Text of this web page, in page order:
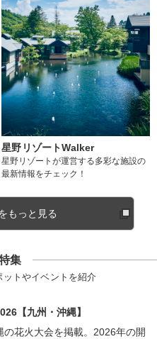
星野リゾートWalker
星野リゾートが運営する多彩な施設の
最新情報をチェック！
もっと見る
集
トやイベントを紹介
【九州・沖縄】
の花火大会を掲載。2026年の開